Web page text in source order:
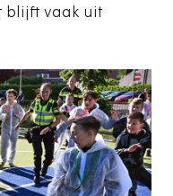
blijft vaak uit